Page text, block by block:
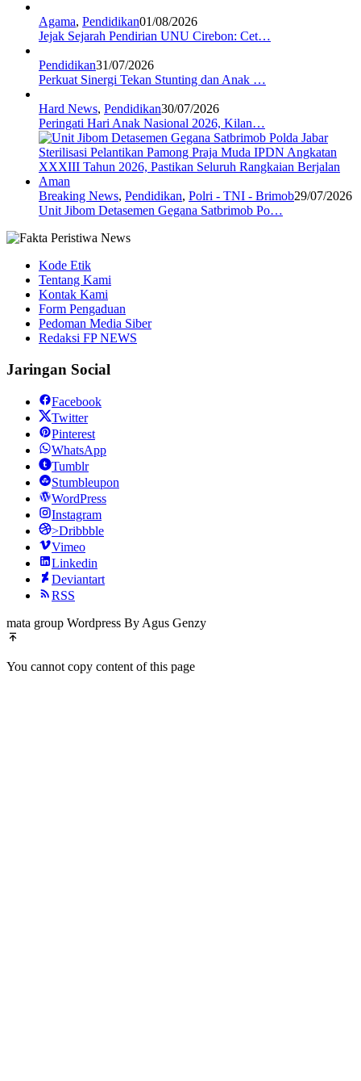
Agama, Pendidikan01/08/2026
Jejak Sejarah Pendirian UNU Cirebon: Cet…
Pendidikan31/07/2026
Perkuat Sinergi Tekan Stunting dan Anak …
Hard News, Pendidikan30/07/2026
Peringati Hari Anak Nasional 2026, Kilan…
Breaking News, Pendidikan, Polri - TNI - Brimob29/07/2026
Unit Jibom Detasemen Gegana Satbrimob Po…
Kode Etik
Tentang Kami
Kontak Kami
Form Pengaduan
Pedoman Media Siber
Redaksi FP NEWS
Jaringan Social
Facebook
Twitter
Pinterest
WhatsApp
Tumblr
Stumbleupon
WordPress
Instagram
>Dribbble
Vimeo
Linkedin
Deviantart
RSS
mata group Wordpress By Agus Genzy
You cannot copy content of this page